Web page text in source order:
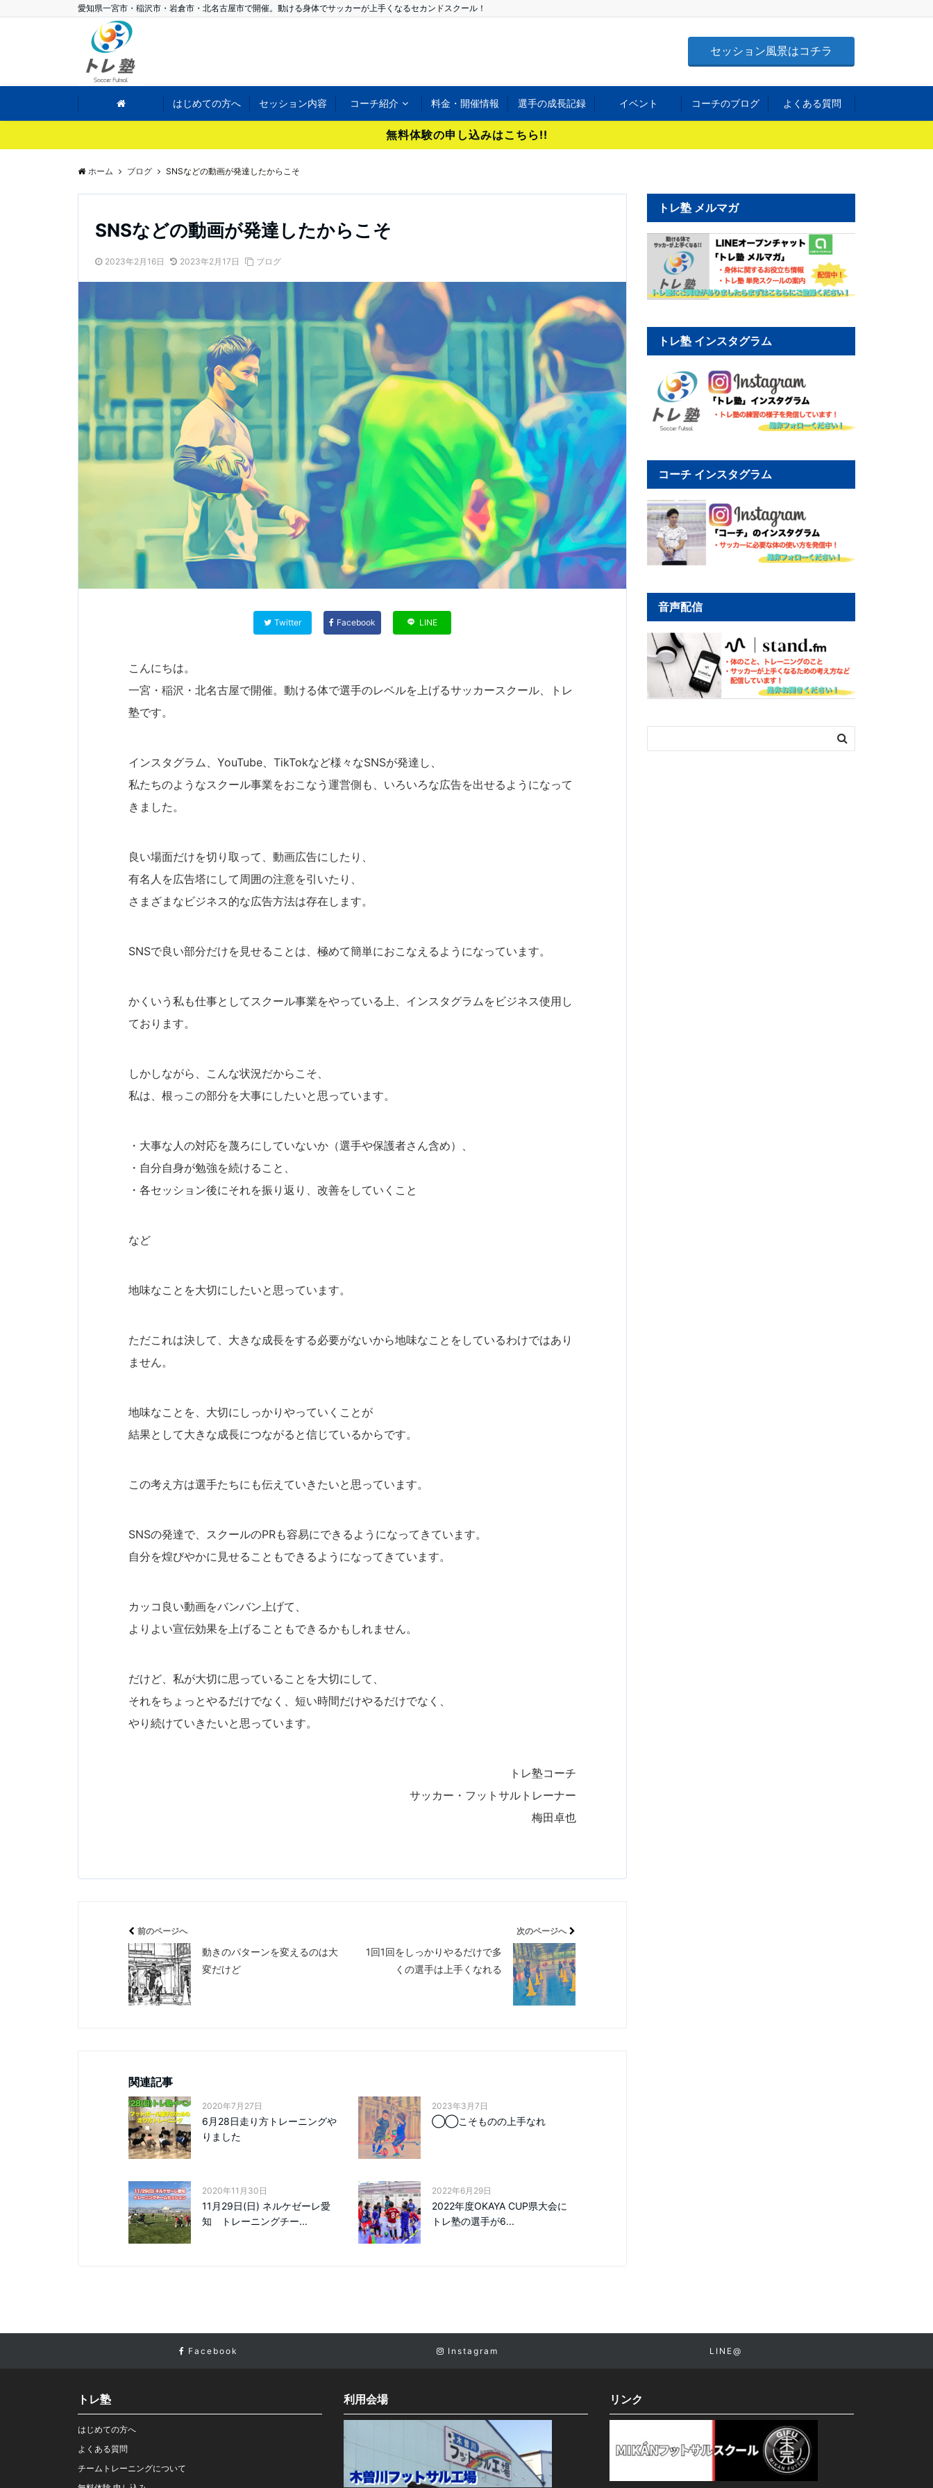
愛知県一宮市・稲沢市・岩倉市・北名古屋市で開催。動ける身体でサッカーが上手くなるセカンドスクール！
セッション風景はコチラ
はじめての方へ セッション内容 コーチ紹介 料金・開催情報 選手の成長記録 イベント コーチのブログ よくある質問
無料体験の申し込みはこちら!!
ホーム ブログ SNSなどの動画が発達したからこそ
SNSなどの動画が発達したからこそ
2023年2月16日 2023年2月17日 ブログ
Twitter Facebook LINE
こんにちは。
一宮・稲沢・北名古屋で開催。動ける体で選手のレベルを上げるサッカースクール、トレ
塾です。
インスタグラム、YouTube、TikTokなど様々なSNSが発達し、
私たちのようなスクール事業をおこなう運営側も、いろいろな広告を出せるようになって
きました。
良い場面だけを切り取って、動画広告にしたり、
有名人を広告塔にして周囲の注意を引いたり、
さまざまなビジネス的な広告方法は存在します。
SNSで良い部分だけを見せることは、極めて簡単におこなえるようになっています。
かくいう私も仕事としてスクール事業をやっている上、インスタグラムをビジネス使用し
ております。
しかしながら、こんな状況だからこそ、
私は、根っこの部分を大事にしたいと思っています。
・大事な人の対応を蔑ろにしていないか（選手や保護者さん含め）、
・自分自身が勉強を続けること、
・各セッション後にそれを振り返り、改善をしていくこと
など
地味なことを大切にしたいと思っています。
ただこれは決して、大きな成長をする必要がないから地味なことをしているわけではあり
ません。
地味なことを、大切にしっかりやっていくことが
結果として大きな成長につながると信じているからです。
この考え方は選手たちにも伝えていきたいと思っています。
SNSの発達で、スクールのPRも容易にできるようになってきています。
自分を煌びやかに見せることもできるようになってきています。
カッコ良い動画をバンバン上げて、
よりよい宣伝効果を上げることもできるかもしれません。
だけど、私が大切に思っていることを大切にして、
それをちょっとやるだけでなく、短い時間だけやるだけでなく、
やり続けていきたいと思っています。
トレ塾コーチ
サッカー・フットサルトレーナー
梅田卓也
前のページへ
動きのパターンを変えるのは大
変だけど
次のページへ
1回1回をしっかりやるだけで多
くの選手は上手くなれる
関連記事
2020年7月27日
6月28日走り方トレーニングや
りました
2023年3月7日
◯◯こそものの上手なれ
2020年11月30日
11月29日(日) ネルケゼーレ愛
知 トレーニングチー...
2022年6月29日
2022年度OKAYA CUP県大会に
トレ塾の選手が6...
トレ塾 メルマガ
トレ塾 インスタグラム
コーチ インスタグラム
音声配信
Facebook Instagram LINE@
トレ塾
はじめての方へ
よくある質問
チームトレーニングについて
利用会場 リンク